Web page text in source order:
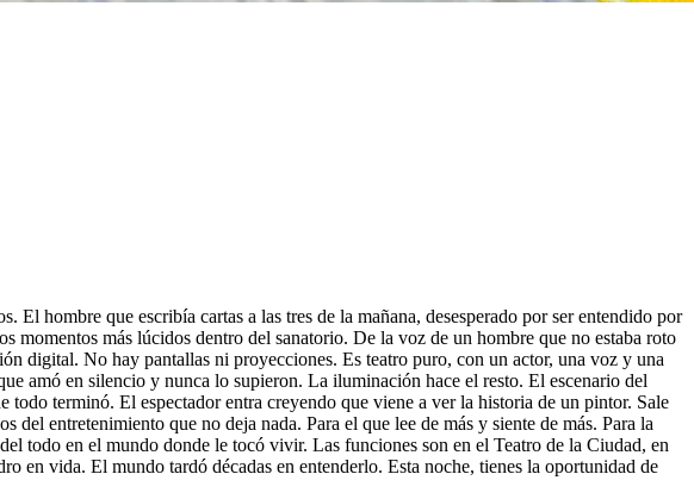
hombre que escribía cartas a las tres de la mañana, desesperado por ser entendido por
más lúcidos dentro del sanatorio. De la voz de un hombre que no estaba roto
digital. No hay pantallas ni proyecciones. Es teatro puro, con un actor, una voz y una
amó en silencio y nunca lo supieron. La iluminación hace el resto. El escenario del
terminó. El espectador entra creyendo que viene a ver la historia de un pintor. Sale
entretenimiento que no deja nada. Para el que lee de más y siente de más. Para la
todo en el mundo donde le tocó vivir. Las funciones son en el Teatro de la Ciudad, en
en vida. El mundo tardó décadas en entenderlo. Esta noche, tienes la oportunidad de